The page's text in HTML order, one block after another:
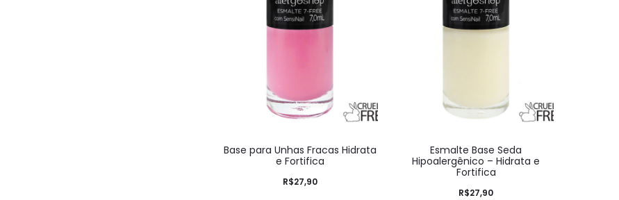
Base para Unhas Fracas Hidrata
e Fortifica
R$27,90
Esmalte Base Seda
Hipoalergênico – Hidrata e
Fortifica
R$27,90